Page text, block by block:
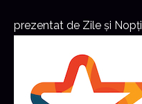
prezentat de Zile și Nopți